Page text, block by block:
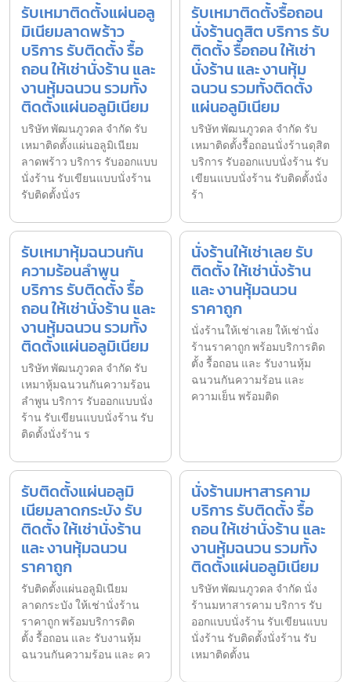
รับเหมาติดตั้งแผ่นอลู
มิเนียมลาดพร้าว
บริการ รับติดตั้ง รื้อ
ถอน ให้เช่านั่งร้าน และ
งานหุ้มฉนวน รวมทั้ง
ติดตั้งแผ่นอลูมิเนียม
บริษัท พัฒนภูวดล จำกัด รับ
เหมาติดตั้งแผ่นอลูมิเนียม
ลาดพร้าว บริการ รับออกแบบ
นั่งร้าน รับเขียนแบบนั่งร้าน
รับติดตั้งนั่งร
รับเหมาติดตั้งรื้อถอน
นั่งร้านดุสิต บริการ รับ
ติดตั้ง รื้อถอน ให้เช่า
นั่งร้าน และ งานหุ้ม
ฉนวน รวมทั้งติดตั้ง
แผ่นอลูมิเนียม
บริษัท พัฒนภูวดล จำกัด รับ
เหมาติดตั้งรื้อถอนนั่งร้านดุสิต
บริการ รับออกแบบนั่งร้าน รับ
เขียนแบบนั่งร้าน รับติดตั้งนั่ง
ร้า
รับเหมาหุ้มฉนวนกัน
ความร้อนลำพูน
บริการ รับติดตั้ง รื้อ
ถอน ให้เช่านั่งร้าน และ
งานหุ้มฉนวน รวมทั้ง
ติดตั้งแผ่นอลูมิเนียม
บริษัท พัฒนภูวดล จำกัด รับ
เหมาหุ้มฉนวนกันความร้อน
ลำพูน บริการ รับออกแบบนั่ง
ร้าน รับเขียนแบบนั่งร้าน รับ
ติดตั้งนั่งร้าน ร
นั่งร้านให้เช่าเลย รับ
ติดตั้ง ให้เช่านั่งร้าน
และ งานหุ้มฉนวน
ราคาถูก
นั่งร้านให้เช่าเลย ให้เช่านั่ง
ร้านราคาถูก พร้อมบริการติด
ตั้ง รื้อถอน และ รับงานหุ้ม
ฉนวนกันความร้อน และ
ความเย็น พร้อมติด
รับติดตั้งแผ่นอลูมิ
เนียมลาดกระบัง รับ
ติดตั้ง ให้เช่านั่งร้าน
และ งานหุ้มฉนวน
ราคาถูก
รับติดตั้งแผ่นอลูมิเนียม
ลาดกระบัง ให้เช่านั่งร้าน
ราคาถูก พร้อมบริการติด
ตั้ง รื้อถอน และ รับงานหุ้ม
ฉนวนกันความร้อน และ คว
นั่งร้านมหาสารคาม
บริการ รับติดตั้ง รื้อ
ถอน ให้เช่านั่งร้าน และ
งานหุ้มฉนวน รวมทั้ง
ติดตั้งแผ่นอลูมิเนียม
บริษัท พัฒนภูวดล จำกัด นั่ง
ร้านมหาสารคาม บริการ รับ
ออกแบบนั่งร้าน รับเขียนแบบ
นั่งร้าน รับติดตั้งนั่งร้าน รับ
เหมาติดตั้งน